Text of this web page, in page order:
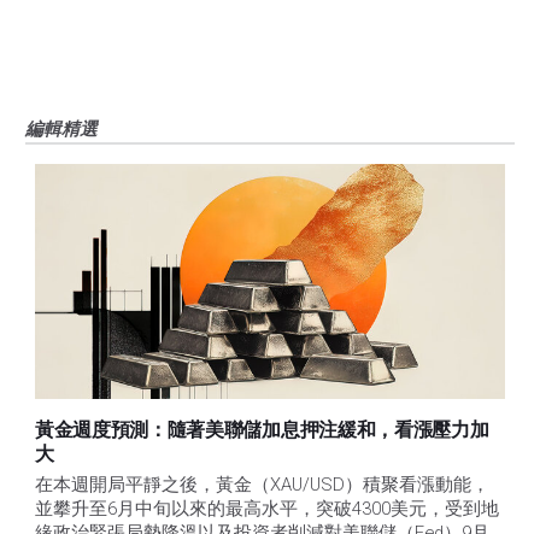
編輯精選
黃金週度預測：隨著美聯儲加息押注緩和，看漲壓力加
大
在本週開局平靜之後，黃金（XAU/USD）積聚看漲動能，
並攀升至6月中旬以來的最高水平，突破4300美元，受到地